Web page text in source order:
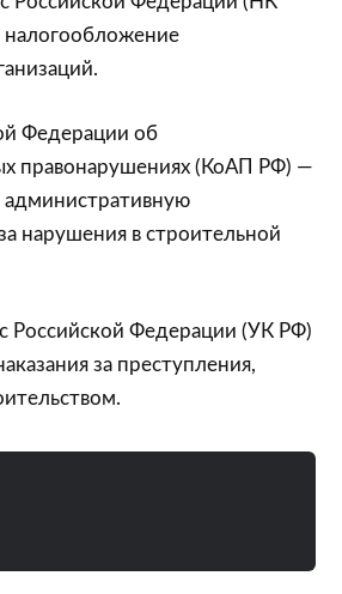
налогообложение
Федерации об
правонарушениях (КоАП РФ) —
административную
нарушения в строительной
Российской Федерации (УК РФ)
за преступления,